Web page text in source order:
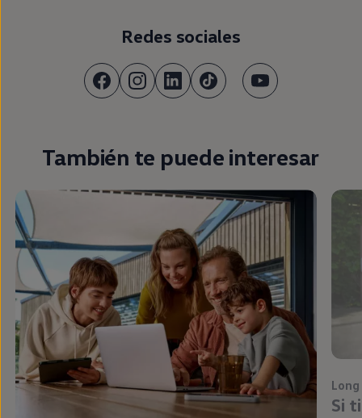
Redes sociales
También te puede interesar
Si